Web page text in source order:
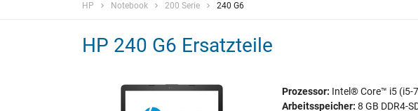
HP Notebook 200 Serie 240 G6
HP 240 G6 Ersatzteile
Prozessor: Intel® Core™ i5 (i5-
Arbeitsspeicher: 8 GB DDR4-